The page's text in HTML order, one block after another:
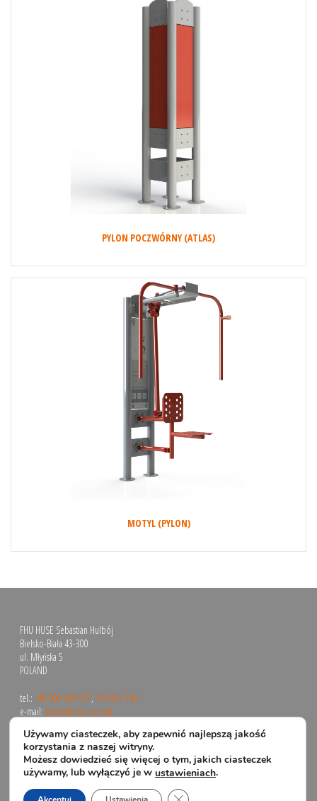
PYLON POCZWÓRNY (ATLAS)
MOTYL (PYLON)
FHU HUSE Sebastian Hulbój
Bielsko-Biała 43-300
ul. Młyńska 5
POLAND
tel.:+48 600 269 537,793 803 160
e-mail: biuro@huse.com.pl
Używamy ciasteczek, aby zapewnić najlepszą jakość
korzystania z naszej witryny.
Możesz dowiedzieć się więcej o tym, jakich ciasteczek
używamy, lub wyłączyć je w ustawieniach.
Zamknij panel powiadomień o